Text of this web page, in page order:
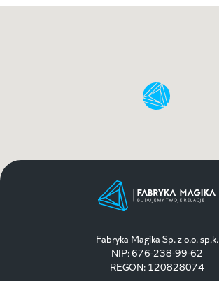
Fabryka Magika Sp. z o.o. sp.k.
NIP: 676-238-99-62
REGON: 120828074